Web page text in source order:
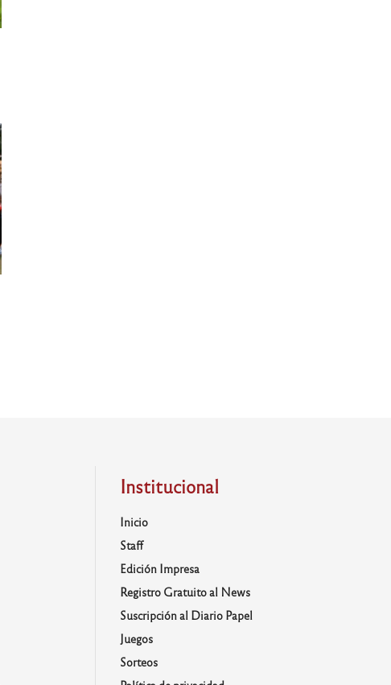
Institucional
Inicio
Staff
Edición Impresa
Registro Gratuito al News
Suscripción al Diario Papel
Juegos
Sorteos